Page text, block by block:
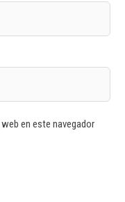
en este navegador